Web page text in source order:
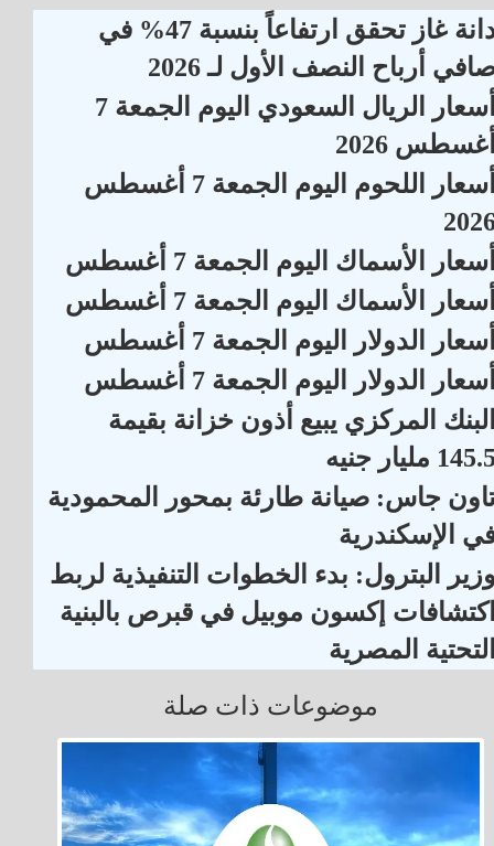
دانة غاز تحقق ارتفاعاً بنسبة 47% في
أرباح النصف الأول لـ 2026
أسعار الريال السعودي اليوم الجمعة 7
2026
أسعار اللحوم اليوم الجمعة 7 أغسطس
الأسماك اليوم الجمعة 7 أغسطس
الأسماك اليوم الجمعة 7 أغسطس
الدولار اليوم الجمعة 7 أغسطس
الدولار اليوم الجمعة 7 أغسطس
المركزي يبيع أذون خزانة بقيمة
مليار جنيه
جاس: صيانة طارئة بمحور المحمودية
الإسكندرية
البترول: بدء الخطوات التنفيذية لربط
إكسون موبيل في قبرص بالبنية
المصرية
موضوعات ذات صلة